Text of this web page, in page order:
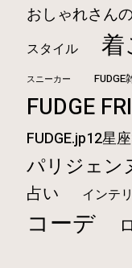
おしゃれさん
スタイル 着
スニーカー FUDGE
FUDGE
FUDGE.jp12星
パリジェン
占い インテ
コーデ